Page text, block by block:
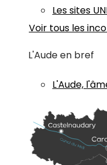
Les sites
Voir tous les
L'Aude en bref
L'Aude,